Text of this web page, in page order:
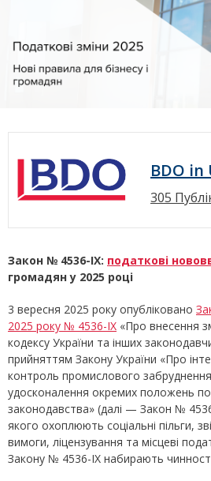
BDO
305
Закон № 4536-IX: податкові
громадян у 2025 році
3 вересня 2025 року опубліковано
2025 року № 4536-IX «Про внесення
кодексу України та інших
прийняттям Закону України «Про
контроль промислового
удосконалення окремих положень
законодавства» (далі — Закон №
якого охоплюють соціальні пільги,
вимоги, ліцензування та місцеві
Закону № 4536-IX набирають